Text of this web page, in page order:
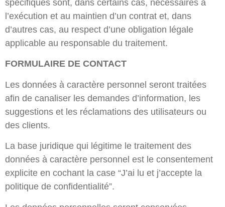
spécifiques sont, dans certains cas, nécessaires à
l’exécution et au maintien d’un contrat et, dans
d’autres cas, au respect d’une obligation légale
applicable au responsable du traitement.
FORMULAIRE DE CONTACT
Les données à caractère personnel seront traitées
afin de canaliser les demandes d’information, les
suggestions et les réclamations des utilisateurs ou
des clients.
La base juridique qui légitime le traitement des
données à caractère personnel est le consentement
explicite en cochant la case “J’ai lu et j’accepte la
politique de confidentialité”.